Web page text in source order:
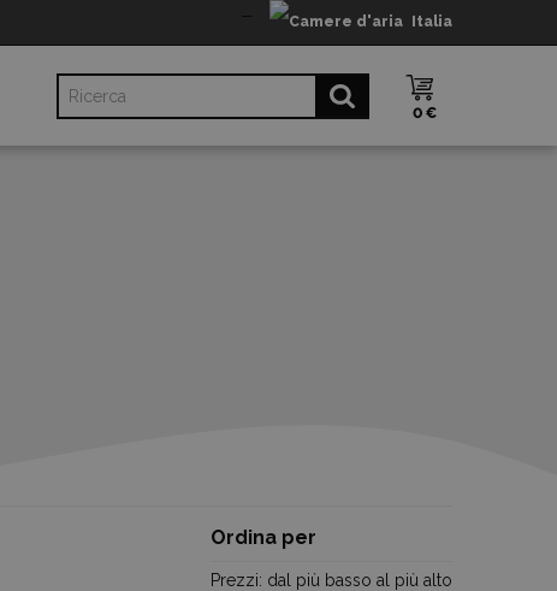
Italia
0 €
Ordina per
Prezzi: dal più basso al più alto